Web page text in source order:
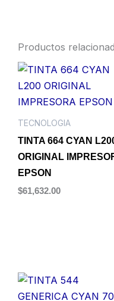
Productos
TECNOLOGIA
TINTA 664 CYAN
ORIGINAL
EPSON
$61,632.00